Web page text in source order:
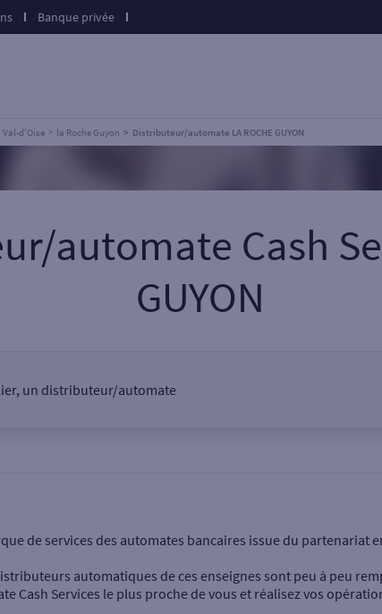
Banque privée
Val-d'Oise la Roche Guyon Distributeur/automate LA ROCHE GUYON
automate Cash
GUYON
un distributeur/automate
de services des automates bancaires issue du partenariat
automatiques de ces enseignes sont peu à peu
Cash Services le plus proche de vous et réalisez vos